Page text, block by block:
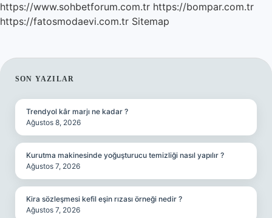
https://www.sohbetforum.com.tr https://bompar.com.tr
https://fatosmodaevi.com.tr Sitemap
SIDEBAR
SON YAZILAR
Trendyol kâr marjı ne kadar ?
Ağustos 8, 2026
Kurutma makinesinde yoğuşturucu temizliği nasıl yapılır ?
Ağustos 7, 2026
Kira sözleşmesi kefil eşin rızası örneği nedir ?
Ağustos 7, 2026